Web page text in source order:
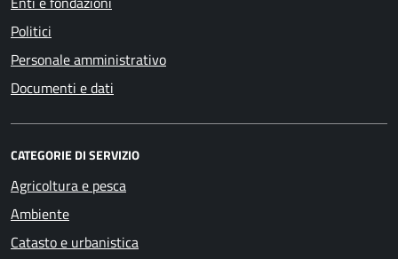
Politici
Personale amministrativo
Documenti e dati
CATEGORIE DI SERVIZIO
Agricoltura e pesca
Ambiente
Catasto e urbanistica